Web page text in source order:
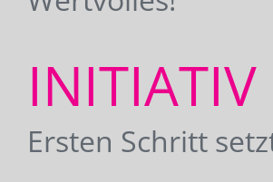
INITIATIV
Ersten Schritt